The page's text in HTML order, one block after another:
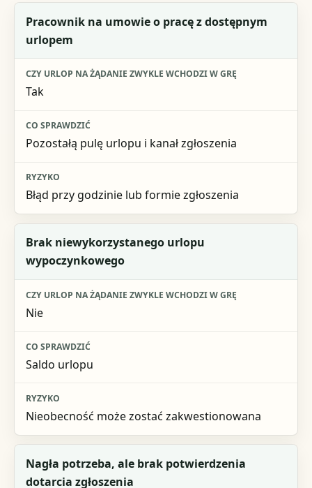
Sytuacja
Co sprawdzić
Pracownik na umowie o pracę z dostępnym
urlopem
Tak
Pozostałą pulę urlopu i kanał zgłoszenia
Błąd przy godzinie lub formie zgłoszenia
Brak niewykorzystanego urlopu
wypoczynkowego
Nie
Saldo urlopu
Nieobecność może zostać zakwestionowana
Nagła potrzeba, ale brak potwierdzenia
dotarcia zgłoszenia